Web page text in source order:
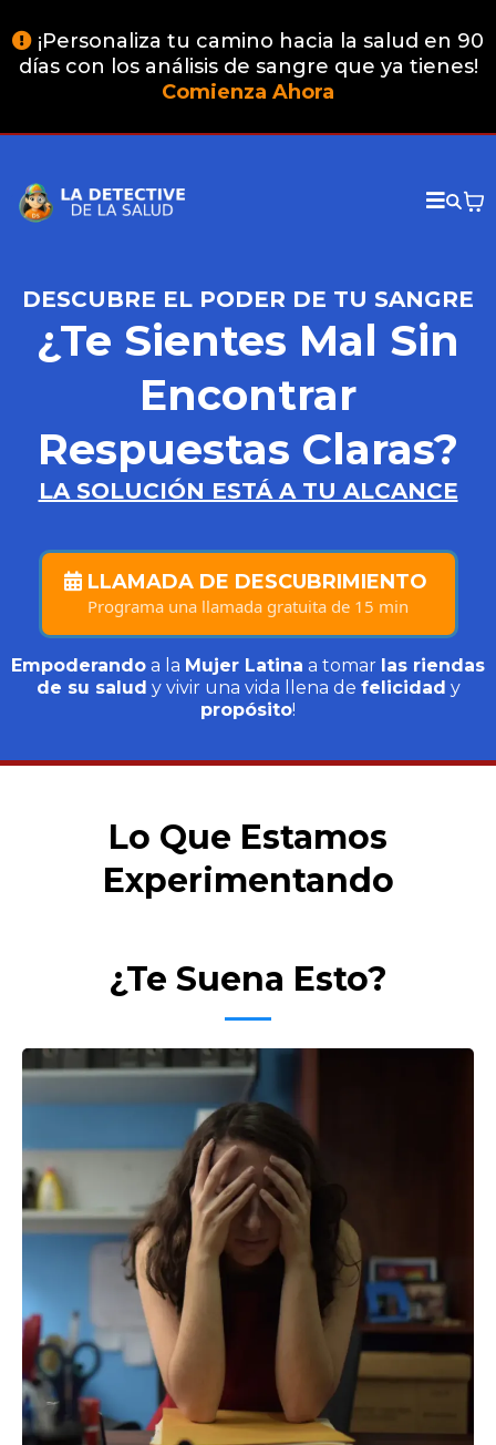
¡Personaliza tu camino hacia la salud en 90
días con los análisis de sangre que ya tienes!
Comienza Ahora
DESCUBRE EL PODER DE TU SANGRE
¿Te Sientes Mal Sin
Encontrar
Respuestas Claras?
LA SOLUCIÓN ESTÁ A TU ALCANCE
LLAMADA DE DESCUBRIMIENTO
Programa una llamada gratuita de 15 min
Empoderando a la Mujer Latina a tomar las riendas
de su salud y vivir una vida llena de felicidad y
propósito!
Lo Que Estamos
Experimentando
¿Te Suena Esto?